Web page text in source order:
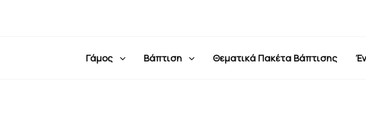
Γάμος Βάπτιση Θεματικά Πακέτα Βάπτισης